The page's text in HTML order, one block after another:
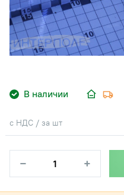
В наличии
с НДС / за шт
− +